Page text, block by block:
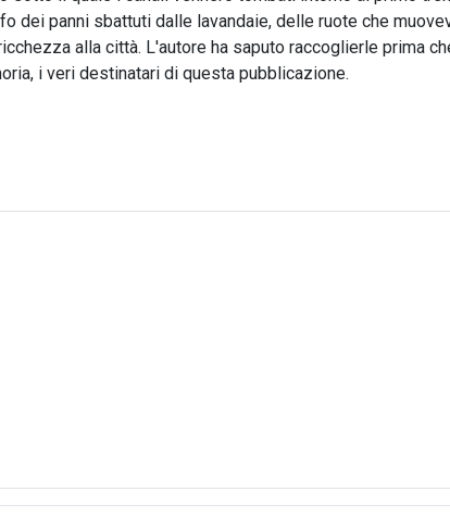
dei panni sbattuti dalle lavandaie, delle ruote che
alla città. L'autore ha saputo raccoglierle prima
i veri destinatari di questa pubblicazione.